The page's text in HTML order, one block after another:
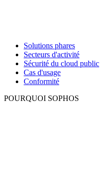
Solutions phares
Secteurs d'activité
Sécurité du cloud public
Cas d'usage
Conformité
POURQUOI SOPHOS